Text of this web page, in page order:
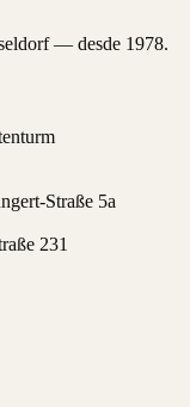
— desde 1978.
Straße 5a
231